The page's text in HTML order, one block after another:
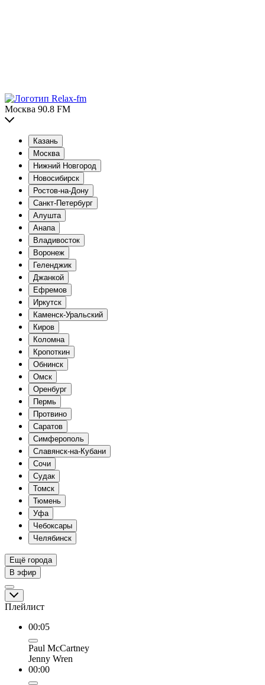
Москва 90.8 FM
Казань
Москва
Нижний Новгород
Новосибирск
Ростов-на-Дону
Санкт-Петербург
Алушта
Анапа
Владивосток
Воронеж
Геленджик
Джанкой
Ефремов
Иркутск
Каменск-Уральский
Киров
Коломна
Кропоткин
Обнинск
Омск
Оренбург
Пермь
Протвино
Саратов
Симферополь
Славянск-на-Кубани
Сочи
Судак
Томск
Тюмень
Уфа
Чебоксары
Челябинск
Ещё города
В эфир
Плейлист
00:05
Paul McCartney
Jenny Wren
00:00